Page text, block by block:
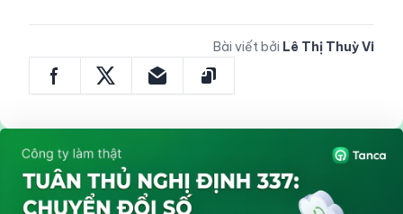
Bài viết bởi Lê Thị Thuỳ Vi